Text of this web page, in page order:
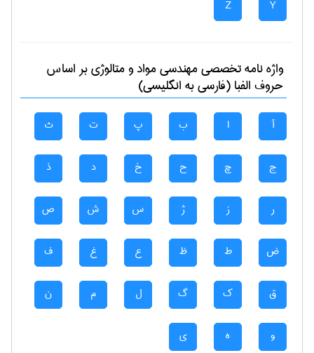
Y
Z
واژه نامه تخصصیمهندسی مواد و متالوژیبر اساس
حروف الفبا (فارسی به انگلیسی)
آ ا ب پ ت ث
ج چ ح خ د ذ
ر ز ژ س ش ص
ض ط ظ ع غ ف
ق ک گ ل م ن
و ه ی